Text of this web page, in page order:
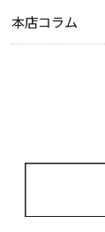
本店コラム